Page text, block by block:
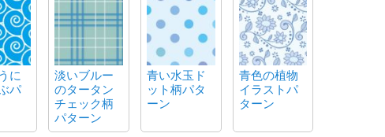
に
パ
淡いブルー
のタータン
チェック柄
パターン
青い水玉ド
ット柄パタ
ーン
青色の植物
イラストパ
ターン